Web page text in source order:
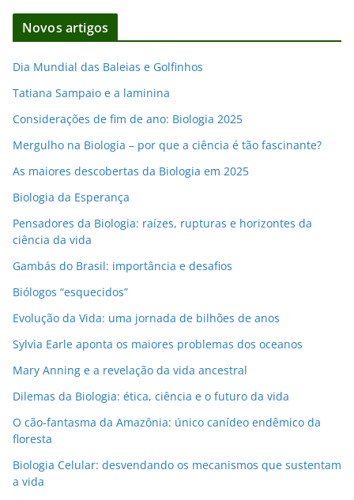
d
e
a
i
Novos artigos
Dia Mundial das Baleias e Golfinhos
Tatiana Sampaio e a laminina
Considerações de fim de ano: Biologia 2025
Mergulho na Biologia – por que a ciência é tão fascinante?
As maiores descobertas da Biologia em 2025
Biologia da Esperança
Pensadores da Biologia: raízes, rupturas e horizontes da
ciência da vida
Gambás do Brasil: importância e desafios
Biólogos “esquecidos”
Evolução da Vida: uma jornada de bilhões de anos
Sylvia Earle aponta os maiores problemas dos oceanos
Mary Anning e a revelação da vida ancestral
Dilemas da Biologia: ética, ciência e o futuro da vida
O cão-fantasma da Amazônia: único canídeo endêmico da
floresta
Biologia Celular: desvendando os mecanismos que sustentam
a vida